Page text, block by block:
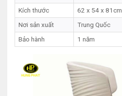
Kích thước
62 x 54 x 81cm
Nơi sản xuất
Trung Quốc
Bảo hành
1 năm